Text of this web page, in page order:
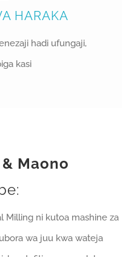
HARAKA
hadi ufungaji,
kasi
Maono
Milling ni kutoa mashine za
wa juu kwa wateja